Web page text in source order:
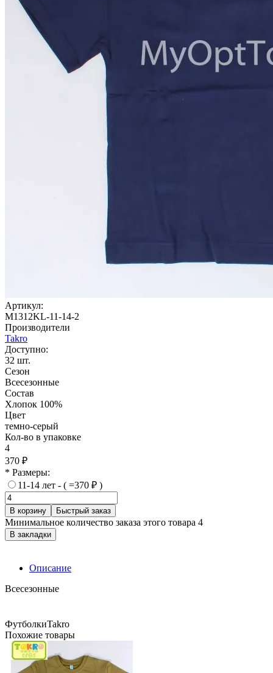
Артикул:
M1312KL-11-14-2
Производители
Takro
Доступно:
32 шт.
Сезон
Всесезонные
Состав
Хлопок 100%
Цвет
темно-серый
Кол-во в упаковке
4
370 ₽
* Размеры:
11-14 лет - ( =370 ₽ )
В корзину Быстрый заказ
Минимальное количество заказа этого товара 4
В закладки
Описание
Всесезонные
ФутболкиTakro
Похожие товары